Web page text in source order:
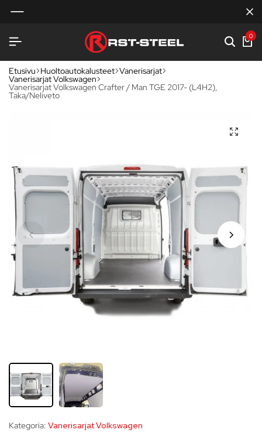
0
Etusivu Huoltoautokalusteet Vanerisarjat
Vanerisarjat Volkswagen
Vanerisarjat Volkswagen Crafter / Man TGE 2017- (L4H2),
Taka/Neliveto
Kategoria: Vanerisarjat Volkswagen